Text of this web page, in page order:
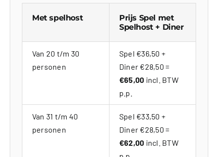
Met spelhost
Prijs Spel met
Spelhost + Diner
Van 20 t/m 30
personen
Spel €36,50 +
Diner €28,50 =
€65,00 incl. BTW
p.p.
Van 31 t/m 40
personen
Spel €33,50 +
Diner €28,50 =
€62,00 incl. BTW